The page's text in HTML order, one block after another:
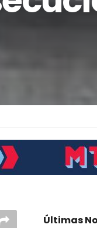
Últimas